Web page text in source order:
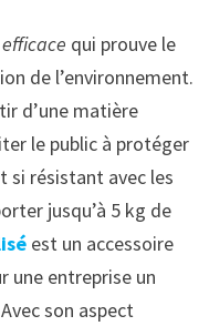
qui prouve le
de l’environnement.
d’une matière
le public à protéger
si résistant avec les
jusqu’à 5 kg de
est un accessoire
une entreprise un
son aspect